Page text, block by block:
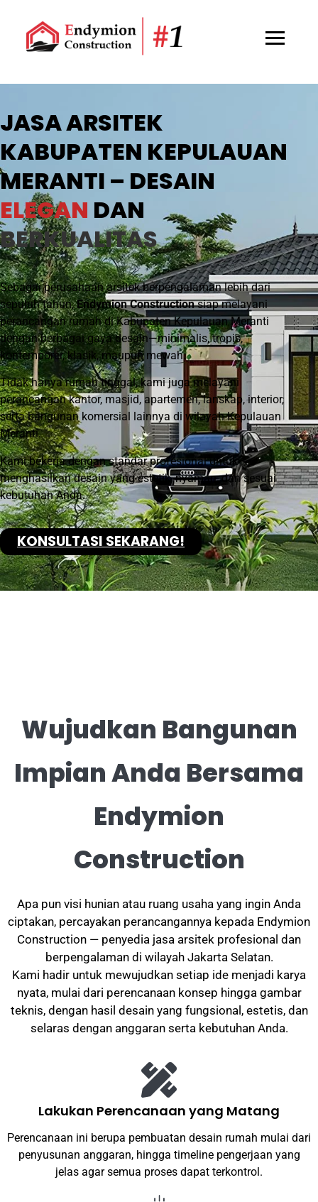
JASA ARSITEK
KABUPATEN KEPULAUAN
MERANTI – DESAIN
ELEGAN DAN
BERKUALITAS
Sebagai perusahaan arsitek berpengalaman lebih dari
sepuluh tahun,Endymion Constructionsiap melayani
perancangan rumah di Kabupaten Kepulauan Meranti
dengan berbagai gaya desain—minimalis, tropis,
kontemporer, klasik, maupun mewah.
Tidak hanya rumah tinggal, kami juga melayani
perancangan kantor, masjid, apartemen, lanskap, interior,
serta bangunan komersial lainnya di wilayah Kepulauan
Meranti.
Kami bekerja dengan standar profesional untuk
menghasilkan desain yang estetik, nyaman, dan sesuai
kebutuhan Anda.
KONSULTASI SEKARANG!
Wujudkan Bangunan
Impian Anda Bersama
Endymion
Construction
Apa pun visi hunian atau ruang usaha yang ingin Anda
ciptakan, percayakan perancangannya kepada Endymion
Construction — penyedia jasa arsitek profesional dan
berpengalaman di wilayah Jakarta Selatan.
Kami hadir untuk mewujudkan setiap ide menjadi karya
nyata, mulai dari perencanaan konsep hingga gambar
teknis, dengan hasil desain yang fungsional, estetis, dan
selaras dengan anggaran serta kebutuhan Anda.
Lakukan Perencanaan yang Matang
Perencanaan ini berupa pembuatan desain rumah mulai dari
penyusunan anggaran, hingga timeline pengerjaan yang
jelas agar semua proses dapat terkontrol.